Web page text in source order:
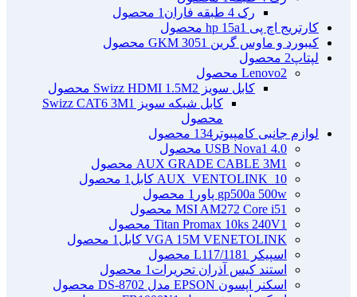
رک 4 طبقه فاران
1 محصول
کارتریج اچ پی hp 15a 1 محصول
کیبورد و ماوس گرین GKM 305 1 محصول
لپتاپ2 محصول
Lenovo2 محصول
کابل سویز Swizz HDMI 1.5M 2 محصول
کابل شبکه سویز Swizz CAT6 3M
1
محصول
لوازم جانبی کامپیوتر 134 محصول
4.0 USB Nova 1 محصول
AUX GRADE CABLE 3M1 محصول
AUX_VENTOLINK_10 کابل
1 محصول
gp500a 500w پاور
1 محصول
MSI AM272 Core i51 محصول
Titan Promax 10ks 240V1 محصول
VGA 15M VENETOLINK کابل
1 محصول
اسپیکر L117/118
1 محصول
استند کیس آذران تحریرات 1 محصول
اسکنر اپسون EPSON مدل DS-870
2 محصول